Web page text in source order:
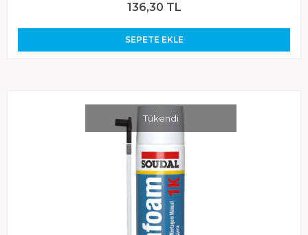
136,30 TL
SEPETE EKLE
Tükendi